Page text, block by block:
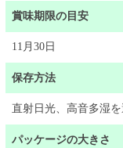
賞味期限の目安
11月30日
保存方法
直射日光、高音多湿
パッケージの大きさ